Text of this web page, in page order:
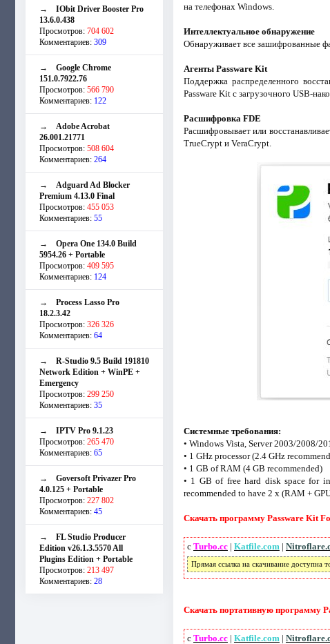
→ IObit Driver Booster Pro
13.6.0.438
Просмотров: 704 602
Комментариев: 309
→ Google Chrome
151.0.7922.76
Просмотров: 566 790
Комментариев: 122
→ Adobe Acrobat
26.001.21771
Просмотров: 508 604
Комментариев: 264
→ Adguard Ad Blocker
Premium 4.13.0 Final
Просмотров: 455 053
Комментариев: 55
→ Opera One 134.0 Build
5954.26 + Portable
Просмотров: 409 595
Комментариев: 124
→ Process Lasso Pro
18.2.3.42
Просмотров: 326 326
Комментариев: 64
→ R-Studio 9.5 Build 191810
Network Edition + WinPE +
Emergency
Просмотров: 299 250
Комментариев: 35
→ IPTV Pro 9.1.23
Просмотров: 265 470
Комментариев: 65
→ Goversoft Privazer Pro
4.0.125 + Portable
Просмотров: 227 802
Комментариев: 45
→ FL Studio Producer
Edition v26.1.3.5570 All
Plugins Edition + Portable
Просмотров: 213 497
Комментариев: 28
на телефонах Windows.
Интеллектуальное обнаружение
Обнаруживает все зашифрованные
Агенты Passware Kit
Поддержка распределенного
Passware Kit с загрузочного USB-
Расшифровка FDE
Расшифровывает или
TrueCrypt и VeraCrypt.
Системные требования:
• Windows Vista, Server 2003/2008/
• 1 GHz processor (2.4 GHz
• 1 GB of RAM (4 GB recommended)
• 1 GB of free hard disk space for
recommended to have 2 x (RAM +
Скачать программу Passware Kit
с Turbo.cc| Katfile.com |
Прямая ссылка на скачивание доступна
Скачать портативную программу
с Turbo.cc| Katfile.com |